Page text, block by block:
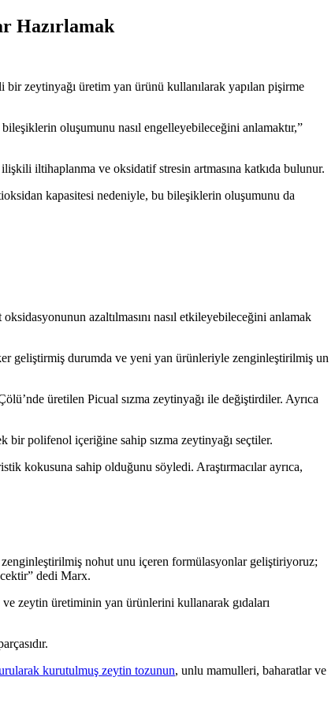
Hazırlamak
bir zeytinyağı üretim yan ürünü kullanılarak yapılan pişirme
oluşumunu nasıl engelleyebileceğini anlamaktır,”
iltihaplanma ve oksidatif stresin artmasına katkıda bulunur.
kapasitesi nedeniyle, bu bileşiklerin oluşumunu da
azaltılmasını nasıl etkileyebileceğini anlamak
geliştirmiş durumda ve yeni yan ürünleriyle zenginleştirilmiş un
üretilen Picual sızma zeytinyağı ile değiştirdiler. Ayrıca
polifenol içeriğine sahip sızma zeytinyağı seçtiler.
kokusuna sahip olduğunu söyledi. Araştırmacılar ayrıca,
nohut unu içeren formülasyonlar geliştiriyoruz;
dedi Marx.
zeytin üretiminin yan ürünlerini kullanarak gıdaları
kurutulmuş zeytin tozunun, unlu mamulleri, baharatlar ve